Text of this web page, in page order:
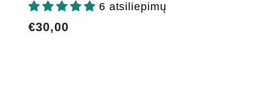
6 atsiliepimų
€30,00